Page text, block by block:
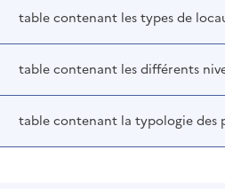
table contenant les types de
table contenant les différents
table contenant la typologie des